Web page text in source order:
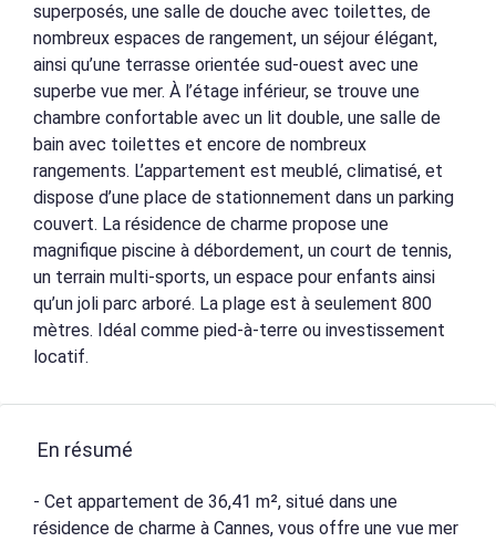
superposés, une salle de douche avec toilettes, de
nombreux espaces de rangement, un séjour élégant,
ainsi qu’une terrasse orientée sud-ouest avec une
superbe vue mer. À l’étage inférieur, se trouve une
chambre confortable avec un lit double, une salle de
bain avec toilettes et encore de nombreux
rangements. L’appartement est meublé, climatisé, et
dispose d’une place de stationnement dans un parking
couvert. La résidence de charme propose une
magnifique piscine à débordement, un court de tennis,
un terrain multi-sports, un espace pour enfants ainsi
qu’un joli parc arboré. La plage est à seulement 800
mètres. Idéal comme pied-à-terre ou investissement
locatif.
En résumé
- Cet appartement de 36,41 m², situé dans une
résidence de charme à Cannes, vous offre une vue mer